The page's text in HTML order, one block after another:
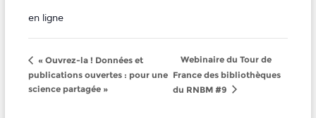
en ligne
« Ouvrez-la ! Données et
publications ouvertes : pour une
science partagée »
Webinaire du Tour de
France des bibliothèques
du RNBM #9